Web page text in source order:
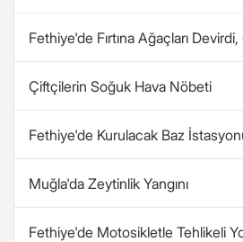
Fethiye'de Fırtına Ağaçları Devirdi,
Çiftçilerin Soğuk Hava Nöbeti
Fethiye'de Kurulacak Baz
Muğla'da Zeytinlik Yangını
Fethiye'de Motosikletle Tehlikeli